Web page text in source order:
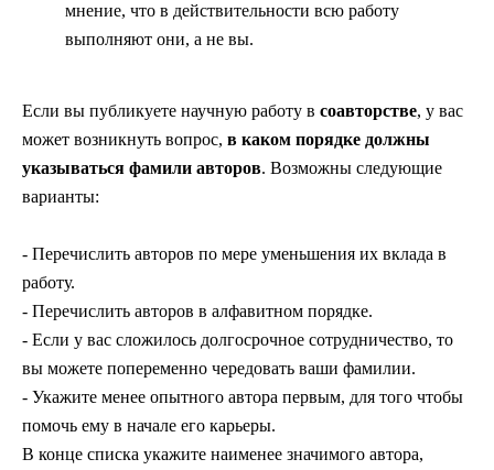
мнение, что в действительности всю работу
выполняют они, а не вы.
Если вы публикуете научную работу в соавторстве, у вас
может возникнуть вопрос, в каком порядке должны
указываться фамили авторов. Возможны следующие
варианты:
- Перечислить авторов по мере уменьшения их вклада в
работу.
- Перечислить авторов в алфавитном порядке.
- Если у вас сложилось долгосрочное сотрудничество, то
вы можете попеременно чередовать ваши фамилии.
- Укажите менее опытного автора первым, для того чтобы
помочь ему в начале его карьеры.
В конце списка укажите наименее значимого автора,